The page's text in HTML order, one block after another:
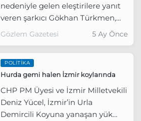
nedeniyle gelen eleştirilere yanıt
veren şarkıcı Gökhan Türkmen,
"Oje benim için saat, takı gibi bir
Gözlem Gazetesi 5 Ay Önce
POLITIKA
Hurda gemi halen İzmir koylarında
CHP PM Üyesi ve İzmir Milletvekili
Deniz Yücel, İzmir’in Urla
Demircili Koyuna yanaşan yük